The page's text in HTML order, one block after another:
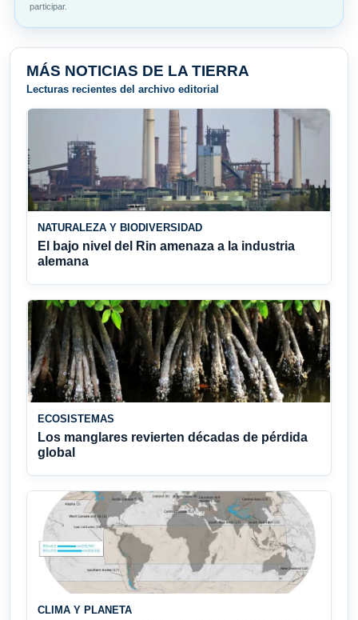
participar.
MÁS NOTICIAS DE LA TIERRA
Lecturas recientes del archivo editorial
NATURALEZA Y BIODIVERSIDAD
El bajo nivel del Rin amenaza a la industria
alemana
ECOSISTEMAS
Los manglares revierten décadas de pérdida
global
CLIMA Y PLANETA